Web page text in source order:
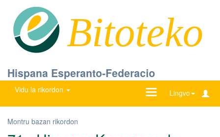
Bitoteko
Hispana Esperanto-Federacio
Vidu la rikordon Lingvo
Ŝanĝu
Montru bazan rikordon